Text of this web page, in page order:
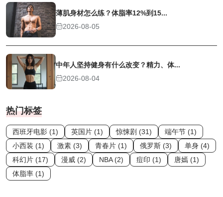
薄肌身材怎么练？体脂率12%到15...
2026-08-05
中年人坚持健身有什么改变？精力、体...
2026-08-04
热门标签
西班牙电影 (1) 英国片 (1) 惊悚剧 (31)
端午节 (1)
小西装 (1)
激素 (3) 青春片 (1) 俄罗斯 (3)
单身 (4)
科幻片 (17)
漫威 (2) NBA (2) 痘印 (1)
唐嫣 (1)
体脂率 (1)